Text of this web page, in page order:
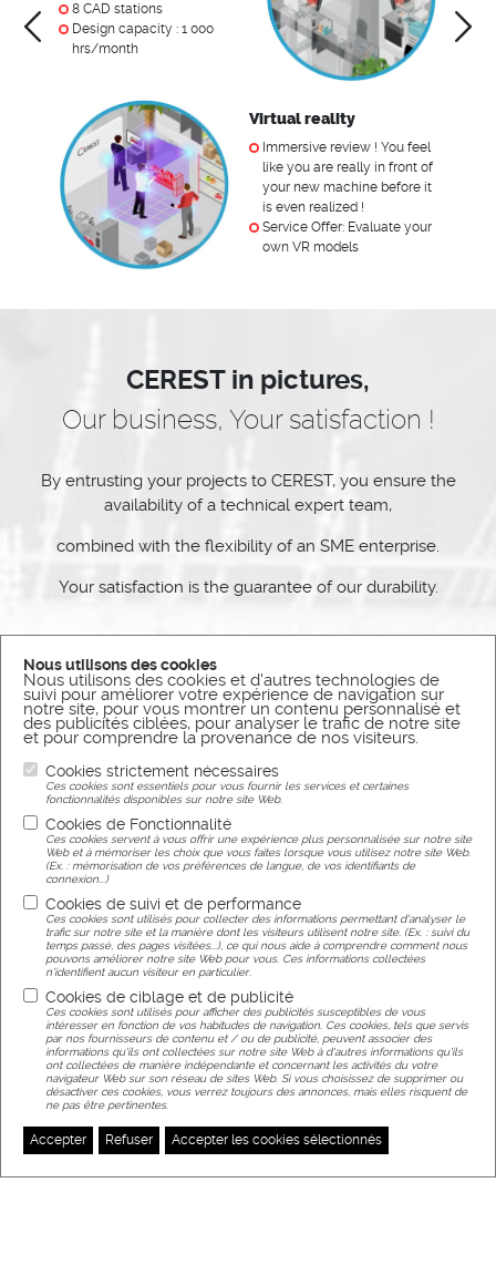
8 CAD stations
Design capacity : 1 000
hrs/month
Virtual reality
Immersive review ! You feel
like you are really in front of
your new machine before it
is even realized !
Service Offer: Evaluate your
own VR models
and
‹ ›
CEREST in pictures,
Our business, Your satisfaction !
By entrusting your projects to CEREST, you ensure the
availability of a technical expert team,
combined with the flexibility of an SME enterprise.
Your satisfaction is the guarantee of our durability.
WATCH THE VIDEO PRESENTATION
CEREST
20 Rue des Frères Lumiere
68000 Colmar
CONTACT US BY E-MAIL
SEND A MESSAGE
CONTACT US BY PHONE
Nous utilisons des cookies
Nous utilisons des cookies et d'autres technologies de
suivi pour améliorer votre expérience de navigation sur
notre site, pour vous montrer un contenu personnalisé et
des publicités ciblées, pour analyser le trafic de notre site
et pour comprendre la provenance de nos visiteurs.
Cookies strictement nécessaires
Ces cookies sont essentiels pour vous fournir les services et certaines
fonctionnalités disponibles sur notre site Web.
Cookies de Fonctionnalité
Ces cookies servent à vous offrir une expérience plus personnalisée sur notre site
Web et à mémoriser les choix que vous faites lorsque vous utilisez notre site Web.
(Ex. : mémorisation de vos préférences de langue, de vos identifiants de
connexion...)
Cookies de suivi et de performance
Ces cookies sont utilisés pour collecter des informations permettant d'analyser le
trafic sur notre site et la manière dont les visiteurs utilisent notre site. (Ex. : suivi du
temps passé, des pages visitées...), ce qui nous aide à comprendre comment nous
pouvons améliorer notre site Web pour vous. Ces informations collectées
n'identifient aucun visiteur en particulier.
Cookies de ciblage et de publicité
Ces cookies sont utilisés pour afficher des publicités susceptibles de vous
intéresser en fonction de vos habitudes de navigation. Ces cookies, tels que servis
par nos fournisseurs de contenu et / ou de publicité, peuvent associer des
informations qu'ils ont collectées sur notre site Web à d'autres informations qu'ils
ont collectées de manière indépendante et concernant les activités du votre
navigateur Web sur son réseau de sites Web. Si vous choisissez de supprimer ou
désactiver ces cookies, vous verrez toujours des annonces, mais elles risquent de
ne pas être pertinentes.
Accepter Refuser Accepter les cookies sélectionnés